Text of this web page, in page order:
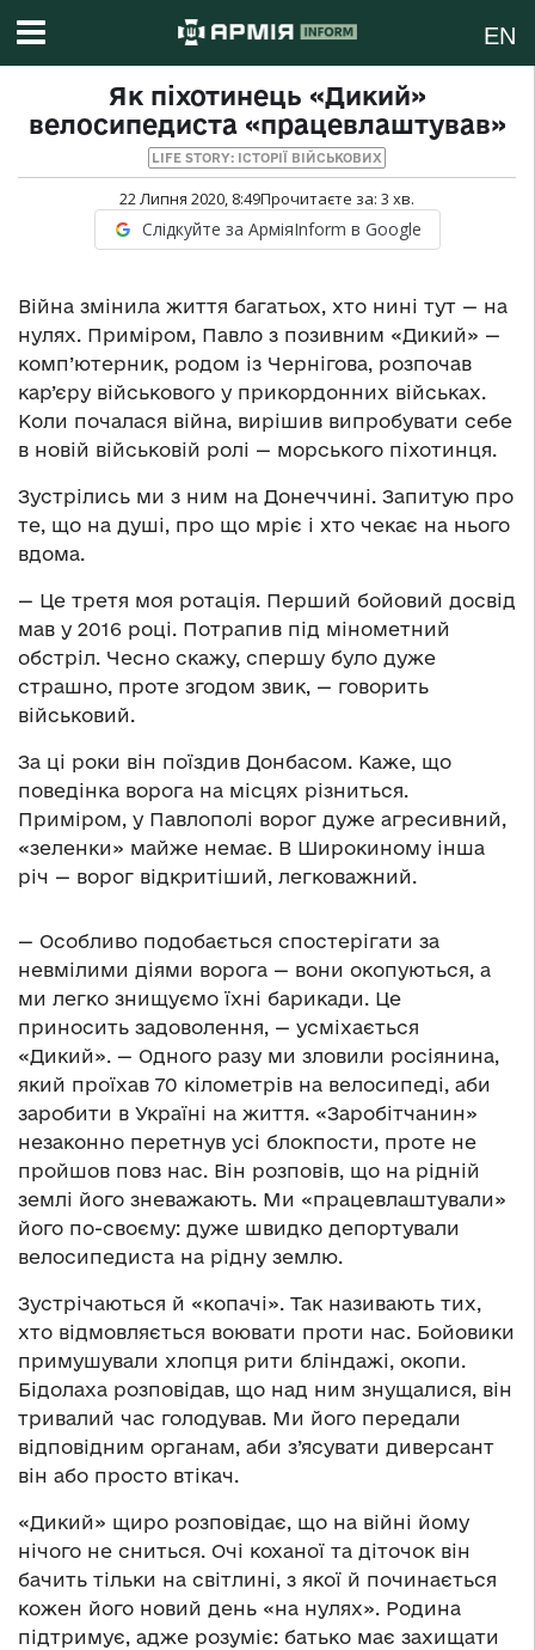
EN
Як піхотинець «Дикий»
велосипедиста «працевлаштував»
LIFE STORY: ІСТОРІЇ ВІЙСЬКОВИХ
22 Липня 2020, 8:49Прочитаєте за: 3 хв.
Слідкуйте за АрміяInform в Google
Війна змінила життя багатьох, хто нині тут — на
нулях. Приміром, Павло з позивним «Дикий» —
комп’ютерник, родом із Чернігова, розпочав
кар’єру військового у прикордонних військах.
Коли почалася війна, вирішив випробувати себе
в новій військовій ролі — морського піхотинця.
Зустрілись ми з ним на Донеччині. Запитую про
те, що на душі, про що мріє і хто чекає на нього
вдома.
— Це третя моя ротація. Перший бойовий досвід
мав у 2016 році. Потрапив під мінометний
обстріл. Чесно скажу, спершу було дуже
страшно, проте згодом звик, — говорить
військовий.
За ці роки він поїздив Донбасом. Каже, що
поведінка ворога на місцях різниться.
Приміром, у Павлополі ворог дуже агресивний,
«зеленки» майже немає. В Широкиному інша
річ — ворог відкритіший, легковажний.
— Особливо подобається спостерігати за
невмілими діями ворога — вони окопуються, а
ми легко знищуємо їхні барикади. Це
приносить задоволення, — усміхається
«Дикий». — Одного разу ми зловили росіянина,
який проїхав 70 кілометрів на велосипеді, аби
заробити в Україні на життя. «Заробітчанин»
незаконно перетнув усі блокпости, проте не
пройшов повз нас. Він розповів, що на рідній
землі його зневажають. Ми «працевлаштували»
його по-своєму: дуже швидко депортували
велосипедиста на рідну землю.
Зустрічаються й «копачі». Так називають тих,
хто відмовляється воювати проти нас. Бойовики
примушували хлопця рити бліндажі, окопи.
Бідолаха розповідав, що над ним знущалися, він
тривалий час голодував. Ми його передали
відповідним органам, аби з’ясувати диверсант
він або просто втікач.
«Дикий» щиро розповідає, що на війні йому
нічого не сниться. Очі коханої та діточок він
бачить тільки на світлині, з якої й починається
кожен його новий день «на нулях». Родина
підтримує, адже розуміє: батько має захищати